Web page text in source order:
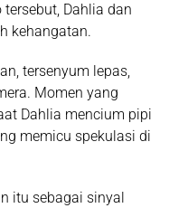
Dahlia dan
kehangatan.
tersenyum lepas,
Momen yang
Dahlia mencium pipi
memicu spekulasi di
itu sebagai sinyal